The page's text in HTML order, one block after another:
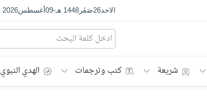
الاحد26صَفَر1448 هـ -
09أغسطس2026
شريعة كتب وترجمات الهدي النبوي